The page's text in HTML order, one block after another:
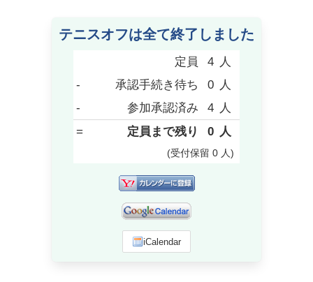
テニスオフは全て終了しました
定員 4 人
-
承認手続き待ち 0 人
-
参加承認済み 4 人
=
定員まで残り 0 人
(受付保留 0 人)
iCalendar